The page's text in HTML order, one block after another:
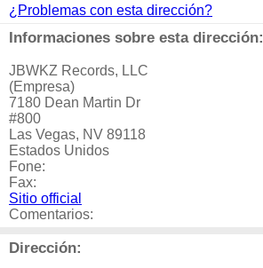
¿Problemas con esta dirección?
Informaciones sobre esta dirección:
JBWKZ Records, LLC
(Empresa)
7180 Dean Martin Dr
#800
Las Vegas, NV 89118
Estados Unidos
Fone:
Fax:
Sitio official
Comentarios:
Dirección: